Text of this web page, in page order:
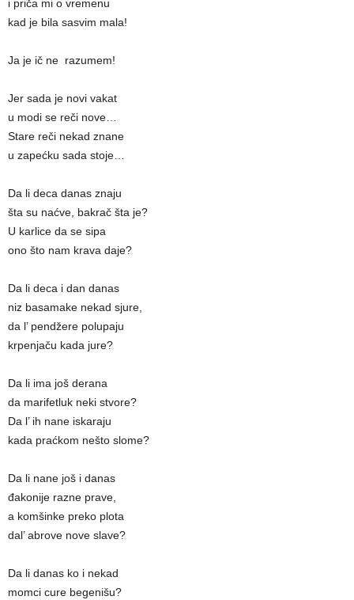
i priča mi o vremenu
kad je bila sasvim mala!
Ja je ič ne razumem!
Jer sada je novi vakat
u modi se reči nove…
Stare reči nekad znane
u zapećku sada stoje…
Da li deca danas znaju
šta su naćve, bakrač šta je?
U karlice da se sipa
ono što nam krava daje?
Da li deca i dan danas
niz basamake nekad sjure,
da l’ pendžere polupaju
krpenjaču kada jure?
Da li ima još derana
da marifetluk neki stvore?
Da l’ ih nane iskaraju
kada praćkom nešto slome?
Da li nane još i danas
đakonije razne prave,
a komšinke preko plota
dal’ abrove nove slave?
Da li danas ko i nekad
momci cure begenišu?